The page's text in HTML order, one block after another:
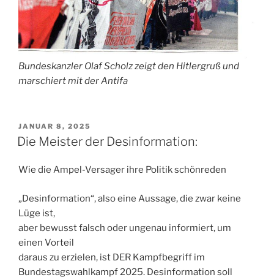
Bundeskanzler Olaf Scholz zeigt den Hitlergruß und
marschiert mit der Antifa
VERÖFFENTLICHT
AM
JANUAR 8, 2025
Die Meister der Desinformation:
Wie die Ampel-Versager ihre Politik schönreden
„Desinformation“, also eine Aussage, die zwar keine
Lüge ist,
aber bewusst falsch oder ungenau informiert, um
einen Vorteil
daraus zu erzielen, ist DER Kampfbegriff im
Bundestagswahlkampf 2025. Desinformation soll